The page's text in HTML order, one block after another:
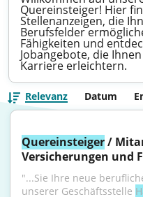
Quereinsteiger! Hier
Stellenanzeigen, die
Berufsfelder
Fähigkeiten und
Jobangebote, die
Karriere erleichtern.
Relevanz Datum
Quereinsteiger /
Versicherungen und
"...Sie Ihre neue
unserer Geschäftsstelle